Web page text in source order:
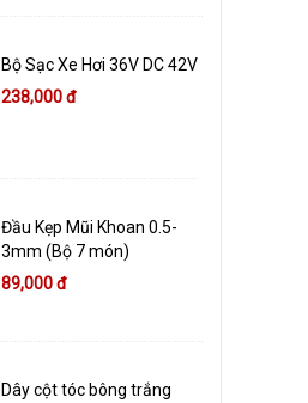
Bộ Sạc Xe Hơi 36V DC 42V
238,000 đ
Đầu Kẹp Mũi Khoan 0.5-
3mm (Bộ 7 món)
89,000 đ
Dây cột tóc bông trắng